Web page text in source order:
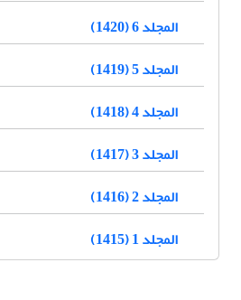
المجلد 6 (1420)
المجلد 5 (1419)
المجلد 4 (1418)
المجلد 3 (1417)
المجلد 2 (1416)
المجلد 1 (1415)